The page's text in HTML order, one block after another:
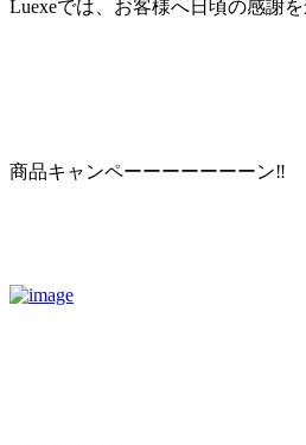
Luexeでは、お客様へ日頃の感謝を
商品キャンペーーーーーーーン‼︎